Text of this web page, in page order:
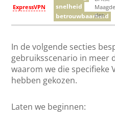
ExpressVPN
snelheid
betrouwbaarheid
den
In de volgende secties
gebruiksscenario in meer
waarom we die specifieke
hebben gekozen.
Laten we beginnen: